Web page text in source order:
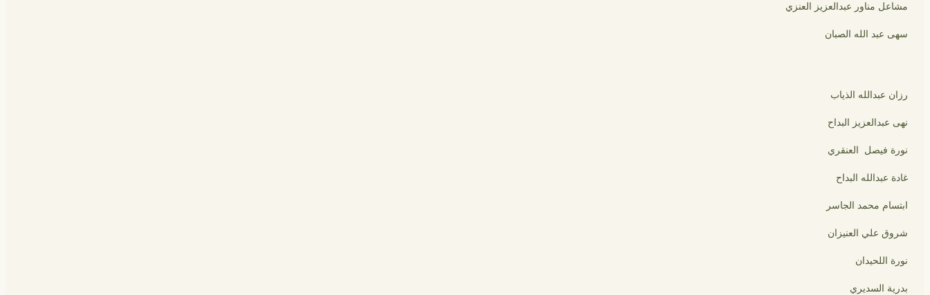
مشاعل مناور عبدالعزيز العنزي
سهى عبد الله الصبان
رزان عبدالله الذياب
نهى عبدالعزيز البداح
نورة فيصل العنقري
غادة عبدالله البداح
ابتسام محمد الجاسر
شروق علي العنيزان
نورة اللحيدان
بدرية السديري